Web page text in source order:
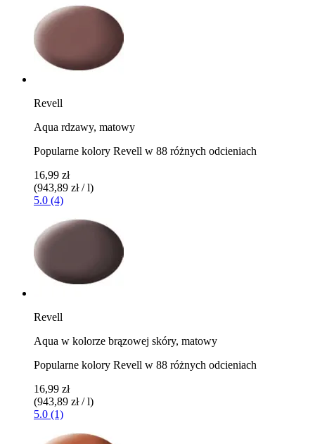
Revell
Aqua rdzawy, matowy
Popularne kolory Revell w 88 różnych odcieniach
16,99 zł
(943,89 zł / l)
5.0 (4)
Revell
Aqua w kolorze brązowej skóry, matowy
Popularne kolory Revell w 88 różnych odcieniach
16,99 zł
(943,89 zł / l)
5.0 (1)